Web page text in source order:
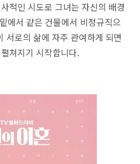
적인 시도로 그녀는 자신의 배경
에서 같은 건물에서 비정규직으
서로의 삶에 자주 관여하게 되면
쳐지기 시작합니다.